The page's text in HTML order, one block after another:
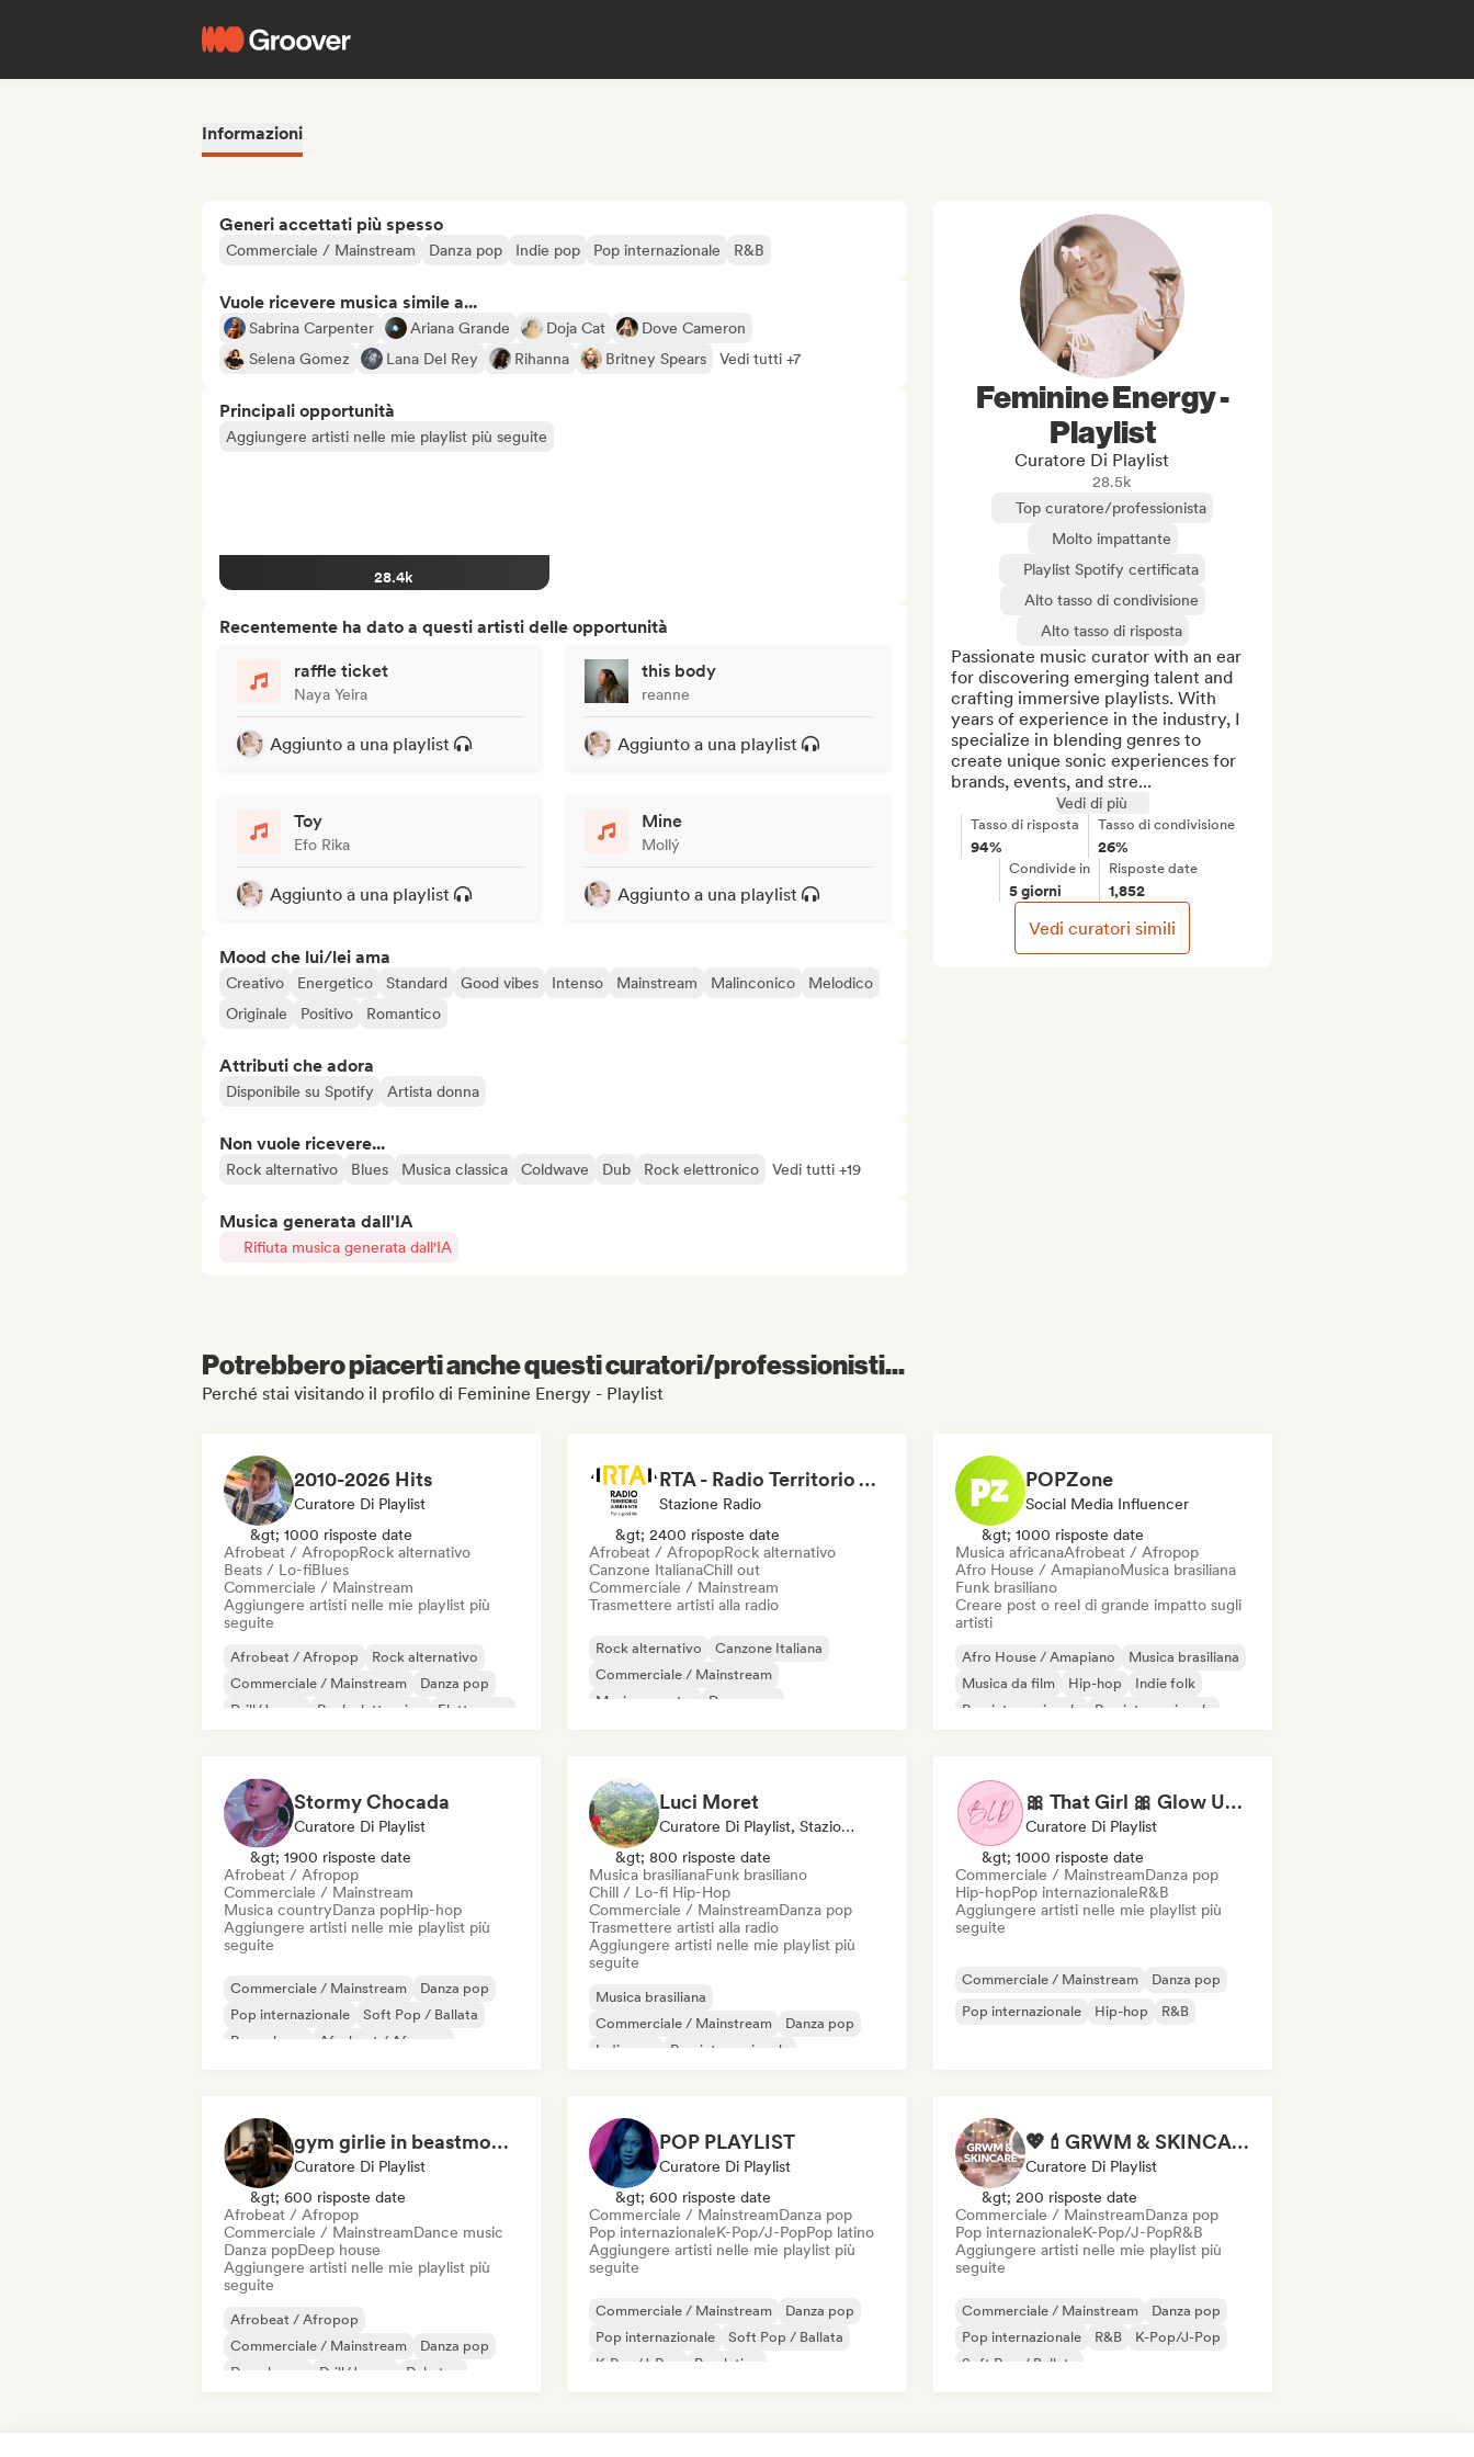
Informazioni
Generi accettati più spesso
Commerciale / Mainstream Danza pop Indie pop Pop internazionale R&B
Vuole ricevere musica simile a...
Sabrina Carpenter Ariana Grande Doja Cat
Dove Cameron
Selena Gomez
Lana Del Rey Rihanna Britney Spears Vedi tutti +7
Principali opportunità
Aggiungere artisti nelle mie playlist più seguite
28.4k
Recentemente ha dato a questi artisti delle opportunità
raffle ticket
Naya Yeira
Aggiunto a una playlist
this body
reanne
Aggiunto a una playlist
Toy
Efo Rika
Aggiunto a una playlist
Mine
Mollý
Aggiunto a una playlist
Mood che lui/lei ama
Creativo Energetico Standard Good vibes Intenso Mainstream Malinconico
Melodico
Originale
Positivo Romantico
Attributi che adora
Disponibile su Spotify Artista donna
Non vuole ricevere...
Rock alternativo Blues Musica classica Coldwave Dub Rock elettronico Vedi tutti +19
Musica generata dall'IA
Rifiuta musica generata dall'IA
Feminine Energy -
Playlist
Curatore Di Playlist
28.5k
Top curatore/professionista
Molto impattante
Playlist Spotify certificata
Alto tasso di condivisione
Alto tasso di risposta
Passionate music curator with an ear
for discovering emerging talent and
crafting immersive playlists. With
years of experience in the industry, I
specialize in blending genres to
create unique sonic experiences for
brands, events, and stre...
Vedi di più
Tasso di risposta
94%
Tasso di condivisione
26%
Condivide in
5 giorni
Risposte date
1,852
Vedi curatori simili
Potrebbero piacerti anche questi curatori/professionisti...
Perché stai visitando il profilo di Feminine Energy - Playlist
2010-2026 Hits
Curatore Di Playlist
&gt; 1000 risposte date
Afrobeat / AfropopRock alternativo
Beats / Lo-fiBlues
Commerciale / Mainstream
Aggiungere artisti nelle mie playlist più
seguite
Afrobeat / Afropop
Rock alternativo
Commerciale / Mainstream
Danza pop
Drill/Jersey
Rock elettronico
Elettropop
RTA - Radio Territorio Ambiente
Stazione Radio
&gt; 2400 risposte date
Afrobeat / AfropopRock alternativo
Canzone ItalianaChill out
Commerciale / Mainstream
Trasmettere artisti alla radio
Rock alternativo
Canzone Italiana
Commerciale / Mainstream
Musica country
Danza pop
POPZone
Social Media Influencer
&gt; 1000 risposte date
Musica africanaAfrobeat / Afropop
Afro House / AmapianoMusica brasiliana
Funk brasiliano
Creare post o reel di grande impatto sugli
artisti
Afro House / Amapiano
Musica brasiliana
Musica da film
Hip-hop
Indie folk
Pop internazionale
Rap internazionale
Stormy Chocada
Curatore Di Playlist
&gt; 1900 risposte date
Afrobeat / Afropop
Commerciale / Mainstream
Musica countryDanza popHip-hop
Aggiungere artisti nelle mie playlist più
seguite
Commerciale / Mainstream
Danza pop
Pop internazionale
Soft Pop / Ballata
Pop urbano
Afrobeat / Afropop
Luci Moret
Curatore Di Playlist, Stazione Radio
&gt; 800 risposte date
Musica brasilianaFunk brasiliano
Chill / Lo-fi Hip-Hop
Commerciale / MainstreamDanza pop
Trasmettere artisti alla radio
Aggiungere artisti nelle mie playlist più
seguite
Musica brasiliana
Commerciale / Mainstream
Danza pop
Indie pop
Pop internazionale
🎀 That Girl 🎀 Glow Up Playlist (Female Artists)
Curatore Di Playlist
&gt; 1000 risposte date
Commerciale / MainstreamDanza pop
Hip-hopPop internazionaleR&B
Aggiungere artisti nelle mie playlist più
seguite
Commerciale / Mainstream
Danza pop
Pop internazionale
Hip-hop R&B
gym girlie in beastmode (workout playlist) 💪🎀
Curatore Di Playlist
&gt; 600 risposte date
Afrobeat / Afropop
Commerciale / MainstreamDance music
Danza popDeep house
Aggiungere artisti nelle mie playlist più
seguite
Afrobeat / Afropop
Commerciale / Mainstream
Danza pop
Deep house
Drill/Jersey
Dubstep
POP PLAYLIST
Curatore Di Playlist
&gt; 600 risposte date
Commerciale / MainstreamDanza pop
Pop internazionaleK-Pop/J-PopPop latino
Aggiungere artisti nelle mie playlist più
seguite
Commerciale / Mainstream
Danza pop
Pop internazionale
Soft Pop / Ballata
K-Pop/J-Pop
Pop latino
💖💄GRWM & SKINCARE 💄💖
Curatore Di Playlist
&gt; 200 risposte date
Commerciale / MainstreamDanza pop
Pop internazionaleK-Pop/J-PopR&B
Aggiungere artisti nelle mie playlist più
seguite
Commerciale / Mainstream
Danza pop
Pop internazionale
R&B
K-Pop/J-Pop
Soft Pop / Ballata